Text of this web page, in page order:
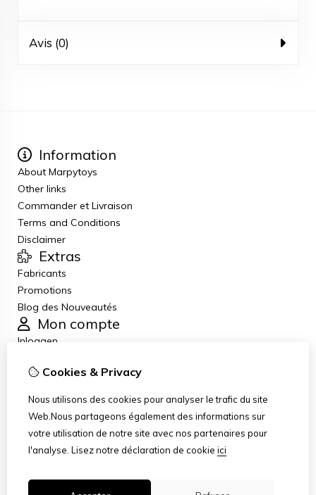
Avis (0)
Information
About Marpytoys
Other links
Commander et Livraison
Terms and Conditions
Disclaimer
Extras
Fabricants
Promotions
Blog des Nouveautés
Mon compte
Inloggen
Liste de souhaits
Service client
Nous contacter
Plan du site
Cookies & Privacy
Nous utilisons des cookies pour analyser le trafic du site
Web.Nous partageons également des informations sur
votre utilisation de notre site avec nos partenaires pour
l'analyse. Lisez notre déclaration de cookie ici